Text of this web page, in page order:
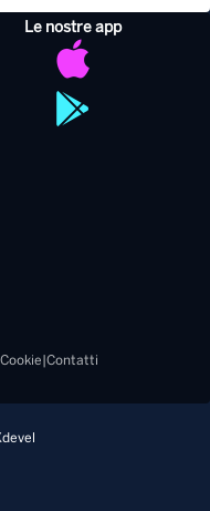
Le nostre app
Cookie Contatti